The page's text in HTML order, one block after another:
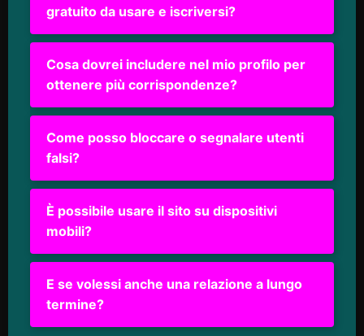
gratuito da usare e iscriversi?
Cosa dovrei includere nel mio profilo per
ottenere più corrispondenze?
Come posso bloccare o segnalare utenti
falsi?
È possibile usare il sito su dispositivi
mobili?
E se volessi anche una relazione a lungo
termine?